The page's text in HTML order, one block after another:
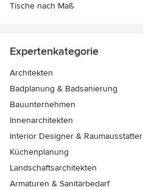
Tische nach Maß
Expertenkategorie
Architekten
Badplanung & Badsanierung
Bauunternehmen
Innenarchitekten
Interior Designer & Raumausstatter
Küchenplanung
Landschaftsarchitekten
Armaturen & Sanitärbedarf